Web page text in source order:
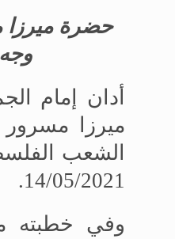
حضرة ميرزا
أدان إمام
ميرزا ​​مسرور
الشعب
14/05/2021.
وفي خطبته